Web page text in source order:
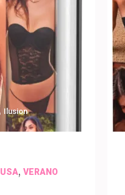
Ilusion
USA, VERANO